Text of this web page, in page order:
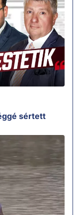
sértett